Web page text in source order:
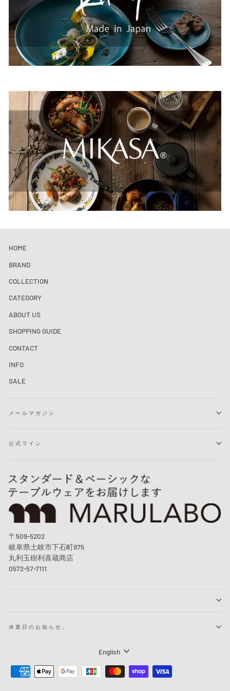
HOME
BRAND
COLLECTION
CATEGORY
ABOUT US
SHOPPING GUIDE
CONTACT
INFO
SALE
メールマガジン
公式ライン
〒509-5202
岐阜県土岐市下石町975
丸利玉樹利喜蔵商店
0572-57-7111
休業日のお知らせ。
Language
English